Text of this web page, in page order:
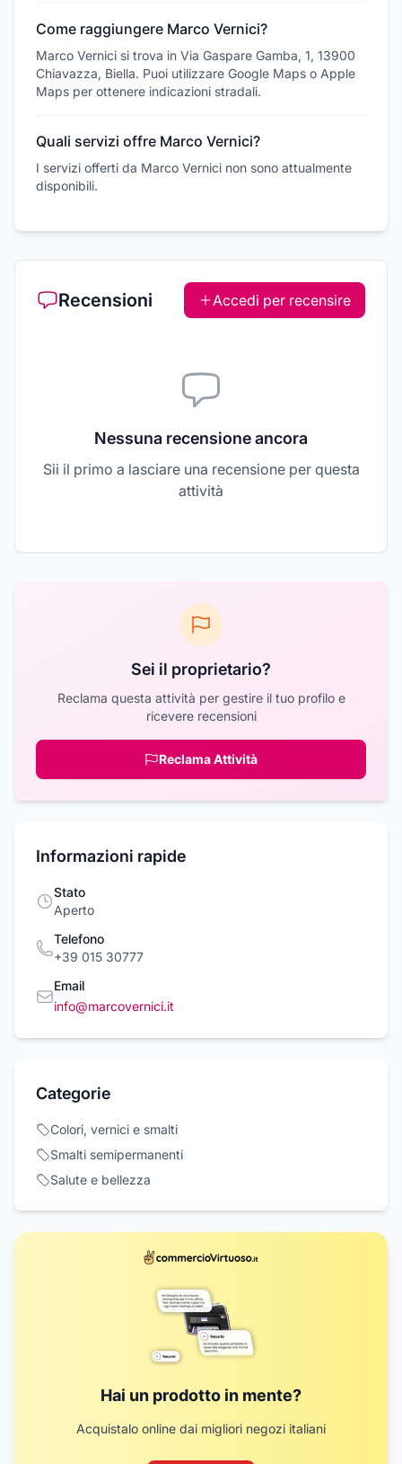
Come raggiungere Marco Vernici?
Marco Vernici si trova in Via Gaspare Gamba, 1, 13900
Chiavazza, Biella. Puoi utilizzare Google Maps o Apple
Maps per ottenere indicazioni stradali.
Quali servizi offre Marco Vernici?
I servizi offerti da Marco Vernici non sono attualmente
disponibili.
Recensioni Accedi per recensire
Nessuna recensione ancora
Sii il primo a lasciare una recensione per questa
attività
Sei il proprietario?
Reclama questa attività per gestire il tuo profilo e
ricevere recensioni
Reclama Attività
Informazioni rapide
Stato
Aperto
Telefono
+39 015 30777
Email
info@marcovernici.it
Categorie
Colori, vernici e smalti
Smalti semipermanenti
Salute e bellezza
Hai un prodotto in mente?
Acquistalo online dai migliori negozi italiani